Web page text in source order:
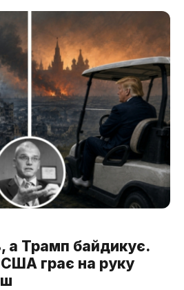
а Трамп байдикує.
США грає на руку